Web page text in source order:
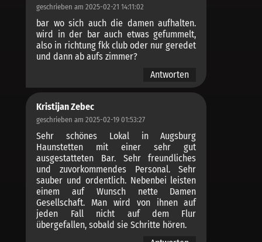
geschrieben am 2025-02-21 14:11:02
bar wo sich auch die damen aufhalten.
wird in der bar auch etwas gefummelt,
also in richtung fkk club oder nur geredet
und dann ab aufs zimmer?
Antworten
Kristijan Zebec
geschrieben am 2025-02-19 01:53:27
Sehr schönes Lokal in Augsburg
Haunstetten mit einer sehr gut
ausgestatteten Bar. Sehr freundliches
und zuvorkommendes Personal. Sehr
sauber und ordentlich. Nebenbei leisten
einem auf Wunsch nette Damen
Gesellschaft. Man wird von ihnen auf
jeden Fall nicht auf dem Flur
übergefallen, sobald sie Schritte hören.